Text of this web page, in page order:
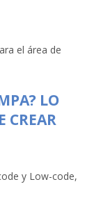
el área de
LO
CREAR
y Low-code,